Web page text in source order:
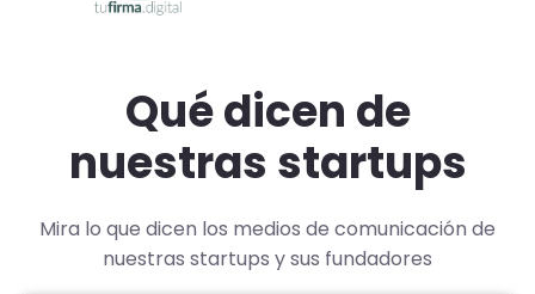
Qué dicen de
nuestras startups
Mira lo que dicen los medios de comunicación de
nuestras startups y sus fundadores